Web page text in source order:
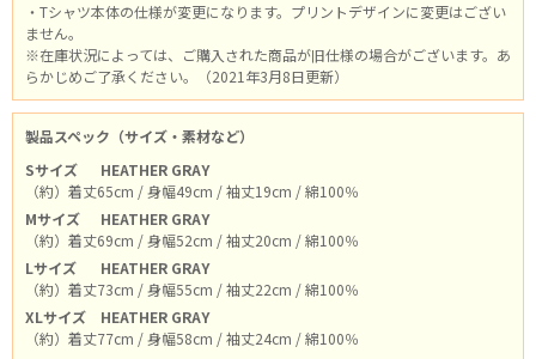
・Tシャツ本体の仕様が変更になります。プリントデザインに変更はござい
ません。
※在庫状況によっては、ご購入された商品が旧仕様の場合がございます。あ
らかじめご了承ください。（2021年3月8日更新）
製品スペック（サイズ・素材など）
Sサイズ
HEATHER GRAY
（約）着丈65cm / 身幅49cm / 袖丈19cm / 綿100％
Mサイズ
HEATHER GRAY
（約）着丈69cm / 身幅52cm / 袖丈20cm / 綿100％
Lサイズ
HEATHER GRAY
（約）着丈73cm / 身幅55cm / 袖丈22cm / 綿100％
XLサイズ
HEATHER GRAY
（約）着丈77cm / 身幅58cm / 袖丈24cm / 綿100％